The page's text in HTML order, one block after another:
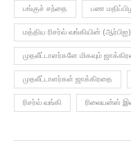
பங்குச் சந்தை பண
மத்திய ரிசர்வ் வங்கியின் (ஆர்பிஐ)
முதலீட்டாளர்களே மிகவும்
முதலீட்டாளர்கள் ஜாக்கிரதை
ரிசர்வ் வங்கி ரிலையன்ஸ்